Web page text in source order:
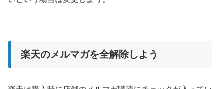
楽天のメルマガを全解除しよう